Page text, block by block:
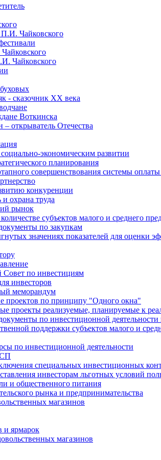
Чайковского
Чайковского
- сказочник XX века
Воткинска
открыватель Отечества
экономическим развитии
планирования
совершенствования системы
конкуренции
и охрана труда
рынок
субъектов малого и среднего
по закупкам
значениях показателей для оценки
по инвестициям
инвесторов
меморандум
проектов по принципу "Oдного окна"
проекты реализуемые, планируемые к
по инвестиционной деятельности
поддержки субъектов малого и
по инвестиционной деятельности
специальных инвестиционных
инвесторам льготных условий
и общественного питания
рынка и предпринимательства
магазинов
и ярмарок
магазинов